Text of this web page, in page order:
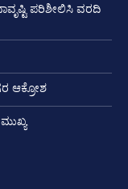
ಪರಿಶೀಲಿಸಿ ವರದಿ
ಆಕ್ರೋಶ